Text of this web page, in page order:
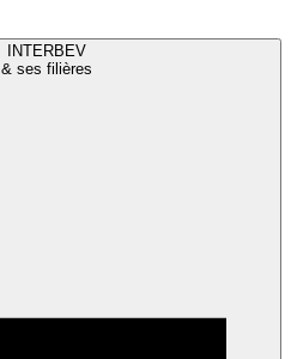
INTERBEV
& ses filières